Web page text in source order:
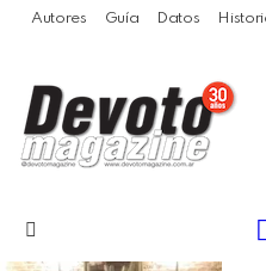
Autores Guía Datos